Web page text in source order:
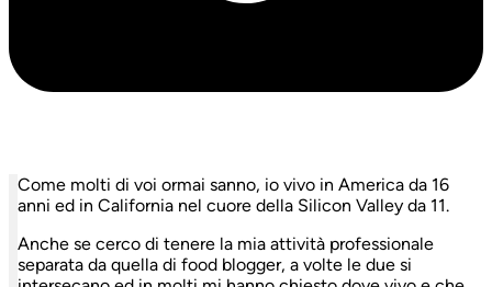
Come molti di voi ormai sanno, io vivo in America da 16
anni ed in California nel cuore della Silicon Valley da 11.
Anche se cerco di tenere la mia attività professionale
separata da quella di food blogger, a volte le due si